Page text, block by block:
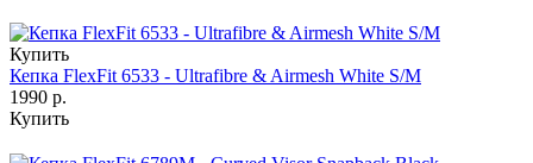
Купить
Кепка FlexFit 6533 - Ultrafibre & Airmesh White S/M
1990 р.
Купить